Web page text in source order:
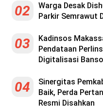
02
Warga Desak
Parkir Semrawut
03
Kadinsos
Pendataan
Digitalisasi
04
Sinergitas
Baik, Perda
Resmi Disahkan